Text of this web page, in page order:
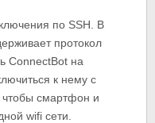
по SSH. В
протокол
ConnectBot на
к нему с
смартфон и
wifi сети.